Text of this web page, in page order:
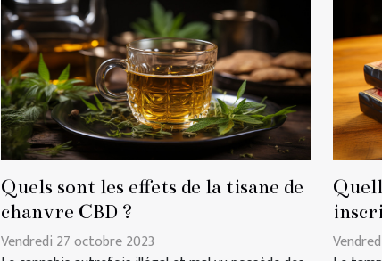
Quels sont les effets de la tisane de
chanvre CBD ?
Vendredi 27 octobre 2023